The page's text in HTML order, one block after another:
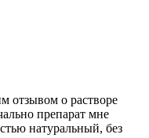
отзывом о растворе
препарат мне
натуральный, без